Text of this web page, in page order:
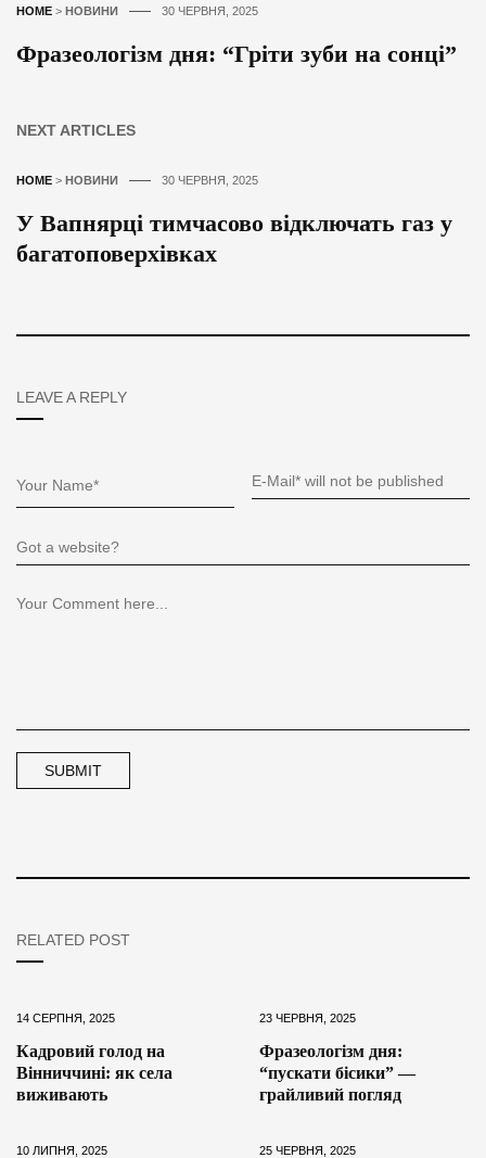
HOME > НОВИНИ 30 ЧЕРВНЯ, 2025
Фразеологізм дня: “Гріти зуби на сонці”
NEXT ARTICLES
HOME > НОВИНИ 30 ЧЕРВНЯ, 2025
У Вапнярці тимчасово відключать газ у
багатоповерхівках
LEAVE A REPLY
RELATED POST
14 СЕРПНЯ, 2025
Кадровий голод на
Вінниччині: як села
виживають
23 ЧЕРВНЯ, 2025
Фразеологізм дня:
“пускати бісики” —
грайливий погляд
10 ЛИПНЯ, 2025 25 ЧЕРВНЯ, 2025